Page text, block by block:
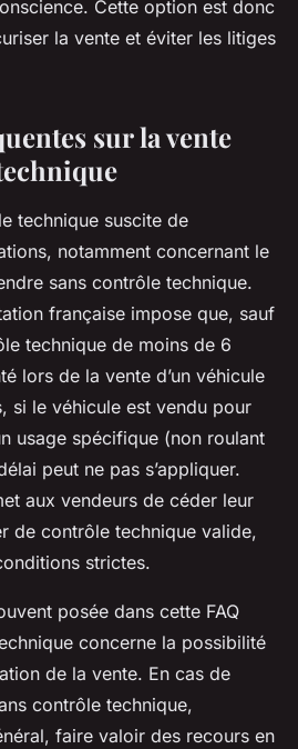
Cette option est donc
la vente et éviter les litiges
sur la vente
technique suscite de
notamment concernant le
sans contrôle technique.
française impose que, sauf
technique de moins de 6
lors de la vente d’un véhicule
si le véhicule est vendu pour
usage spécifique (non roulant
peut ne pas s’appliquer.
aux vendeurs de céder leur
de contrôle technique valide,
strictes.
posée dans cette FAQ
concerne la possibilité
de la vente. En cas de
contrôle technique,
faire valoir des recours en